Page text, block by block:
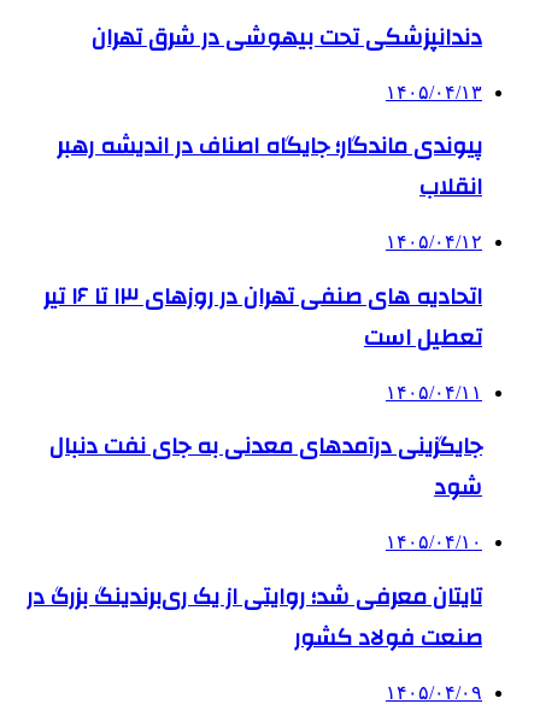
دندانپزشکی تحت بیهوشی در شرق تهران
۱۴۰۵/۰۴/۱۳
پیوندی ماندگار؛ جایگاه اصناف در اندیشه رهبر
انقلاب
۱۴۰۵/۰۴/۱۲
اتحادیه های صنفی تهران در روزهای ۱۳ تا ۱۶ تیر
تعطیل است
۱۴۰۵/۰۴/۱۱
جایگزینی درآمدهای معدنی به جای نفت دنبال
شود
۱۴۰۵/۰۴/۱۰
تایتان معرفی شد؛ روایتی از یک ری‌برندینگ بزرگ در
صنعت فولاد کشور
۱۴۰۵/۰۴/۰۹